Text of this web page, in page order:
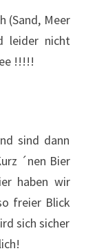
(Sand, Meer
leider nicht
!!!!!
sind dann
´nen Bier
haben wir
freier Blick
sich sicher